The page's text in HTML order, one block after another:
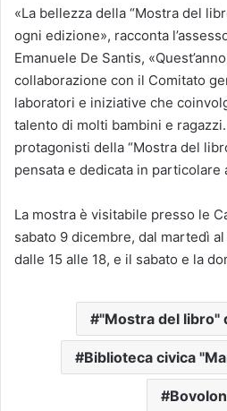
«La bellezza della “Mostra del
ogni edizione», racconta
Emanuele De Santis,
collaborazione con il Comitato
laboratori e iniziative che
talento di molti bambini e
protagonisti della “Mostra del
pensata e dedicata in particolare
La mostra è visitabile presso le
sabato 9 dicembre, dal martedì
dalle 15 alle 18, e il sabato e la
"Mostra del libro"
Biblioteca civica